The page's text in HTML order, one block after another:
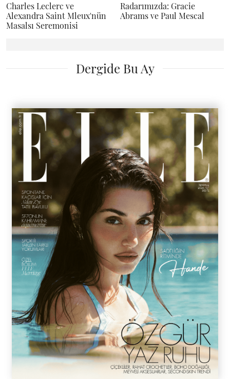
Charles Leclerc ve
Alexandra Saint Mleux'nün
Masalsı Seremonisi
Radarımızda: Gracie
Abrams ve Paul Mescal
Dergide Bu Ay